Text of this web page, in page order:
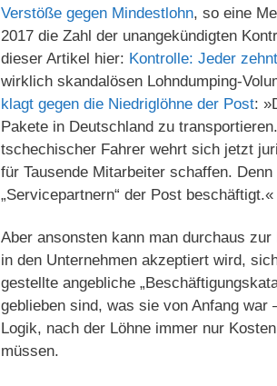
Verstöße gegen Mindestlohn, so eine
2017 die Zahl der unangekündigten
dieser Artikel hier: Kontrolle: Jeder
wirklich skandalösen Lohndumping-
klagt gegen die Niedriglöhne der Post:
Pakete in Deutschland zu
tschechischer Fahrer wehrt sich jetzt
für Tausende Mitarbeiter schaffen.
„Servicepartnern“ der Post beschäftigt.«
Aber ansonsten kann man durchaus
in den Unternehmen akzeptiert wird,
gestellte angebliche
geblieben sind, was sie von Anfang
Logik, nach der Löhne immer nur
müssen.